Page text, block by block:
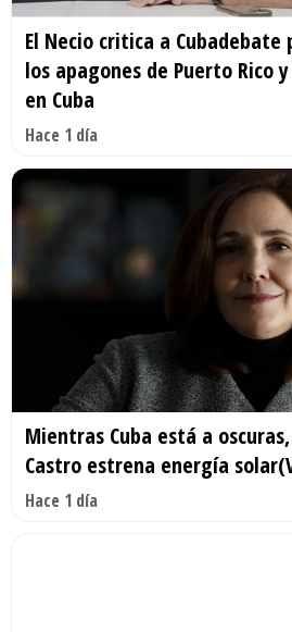
El Necio critica a
los apagones de Puerto Rico
en Cuba
Hace 1 día
Mientras Cuba está a
Castro estrena energía
Hace 1 día